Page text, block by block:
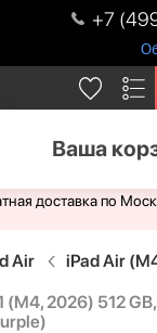
+7
Ваша
21:00 без выходных.
доставка по
Air
iPad Air
(M4, 2026) 512